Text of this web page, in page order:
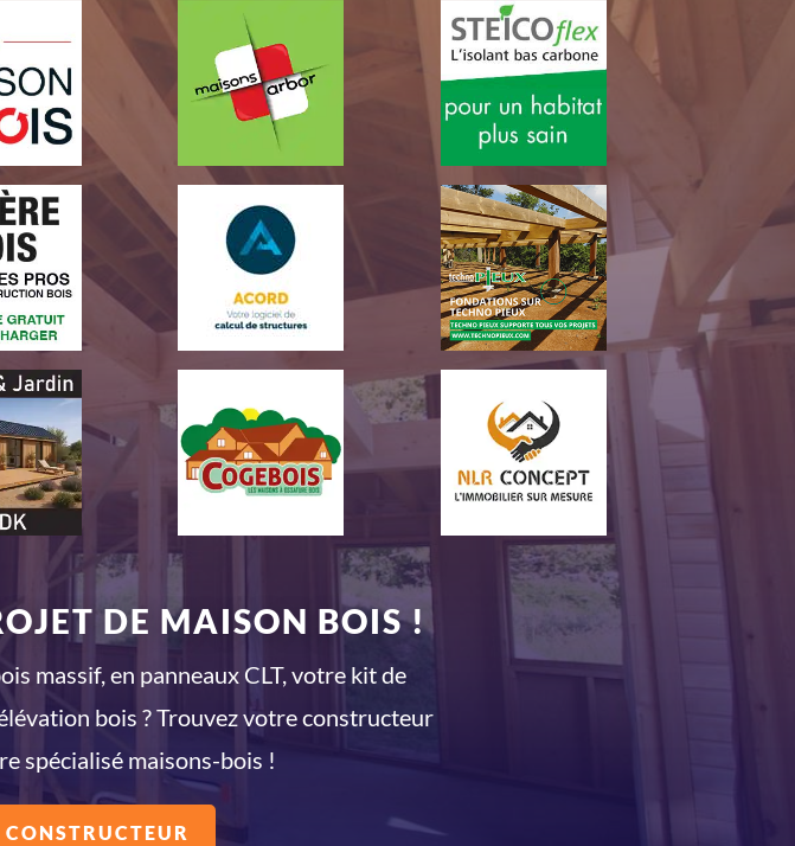
DE MAISON BOIS !
massif, en panneaux CLT, votre kit de
bois ? Trouvez votre constructeur
spécialisé maisons-bois !